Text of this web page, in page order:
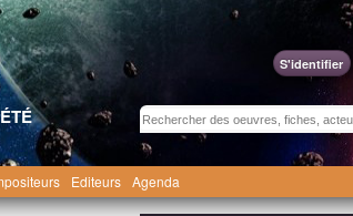
S'identifier
Editeurs Agenda